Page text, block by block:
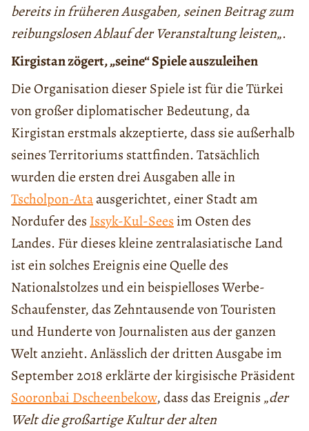
bereits in früheren Ausgaben, seinen Beitrag zum
reibungslosen Ablauf der Veranstaltung leisten„.
Kirgistan zögert, „seine“ Spiele auszuleihen
Die Organisation dieser Spiele ist für die Türkei
von großer diplomatischer Bedeutung, da
Kirgistan erstmals akzeptierte, dass sie außerhalb
seines Territoriums stattfinden. Tatsächlich
wurden die ersten drei Ausgaben alle in
Tscholpon-Ataausgerichtet, einer Stadt am
Nordufer des Issyk-Kul-Sees im Osten des
Landes. Für dieses kleine zentralasiatische Land
ist ein solches Ereignis eine Quelle des
Nationalstolzes und ein beispielloses Werbe-
Schaufenster, das Zehntausende von Touristen
und Hunderte von Journalisten aus der ganzen
Welt anzieht. Anlässlich der dritten Ausgabe im
September 2018 erklärte der kirgisische Präsident
Sooronbai Dscheenbekow, dass das Ereignis „der
Welt die großartige Kultur der alten